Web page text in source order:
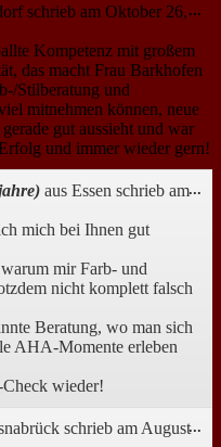
schrieb am Oktober 26,
Kompetenz mit großem
das macht Frau Barkhofen
Stilberatung und
mitnehmen können, neue
gut aussieht und war
und immer wieder gern!
...
aus Essen schrieb am
mich bei Ihnen gut
mir Farb- und
nicht komplett falsch
Beratung, wo man sich
AHA-Momente erleben
wieder!
...
schrieb am August...